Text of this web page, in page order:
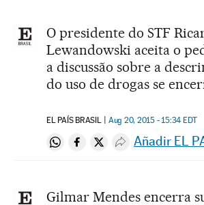
O presidente do STF
Lewandowski aceita o
a discussão sobre a
do uso de drogas se
EL PAÍS BRASIL Aug 20, 2015 - 15:34 EDT
Compartir en Whatsapp
Compartir en Facebook
Compartir en Twitter
Desplegar
Añadir EL
Gilmar Mendes encerra